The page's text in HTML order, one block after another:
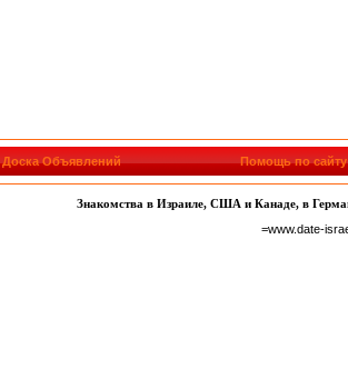
Доска Объявлений Помощь по сайту
Знакомства в Израиле, США и Канаде, в
=www.date-